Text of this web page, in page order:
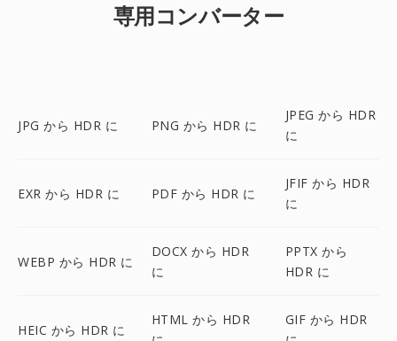
専用コンバーター
JPG から HDR に PNG から HDR に
JPEG から HDR
に
EXR から HDR に PDF から HDR に
JFIF から HDR
に
WEBP から HDR に
DOCX から HDR
に
PPTX から
HDR に
HEIC から HDR に
HTML から HDR
GIF から HDR